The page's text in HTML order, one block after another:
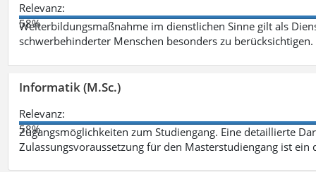
Relevanz:
58%
Weiterbildungsmaßnahme im dienstlichen Sinne gilt als
schwerbehinderter Menschen besonders zu berücksichtigen.
Informatik (M.Sc.)
Relevanz:
58%
Zugangsmöglichkeiten zum Studiengang. Eine detaillierte
Zulassungsvoraussetzung für den Masterstudiengang ist